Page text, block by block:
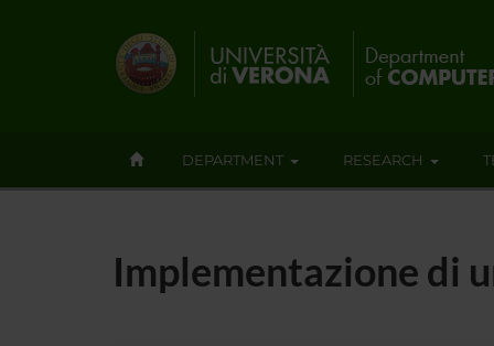
DEPARTMENT RESEARCH
Implementazione di